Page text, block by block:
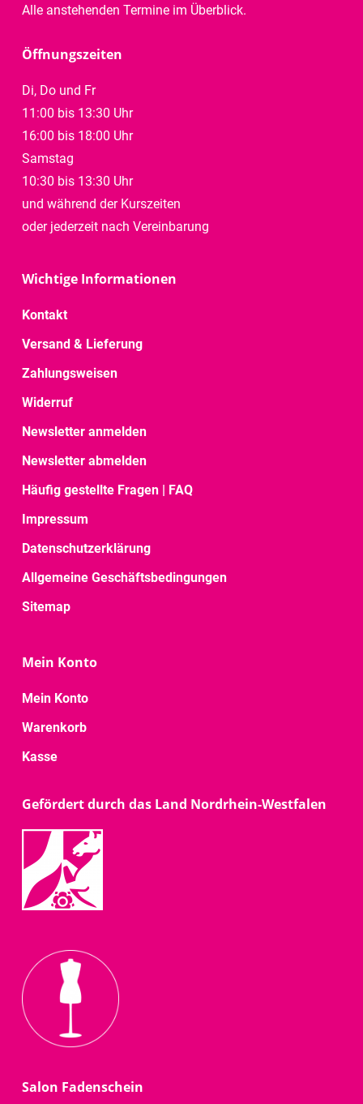
Alle anstehenden Termine im Überblick.
Öffnungszeiten
Di, Do und Fr
11:00 bis 13:30 Uhr
16:00 bis 18:00 Uhr
Samstag
10:30 bis 13:30 Uhr
und während der Kurszeiten
oder jederzeit nach Vereinbarung
Wichtige Informationen
Kontakt
Versand & Lieferung
Zahlungsweisen
Widerruf
Newsletter anmelden
Newsletter abmelden
Häufig gestellte Fragen | FAQ
Impressum
Datenschutzerklärung
Allgemeine Geschäftsbedingungen
Sitemap
Mein Konto
Mein Konto
Warenkorb
Kasse
Gefördert durch das Land Nordrhein-Westfalen
Salon Fadenschein